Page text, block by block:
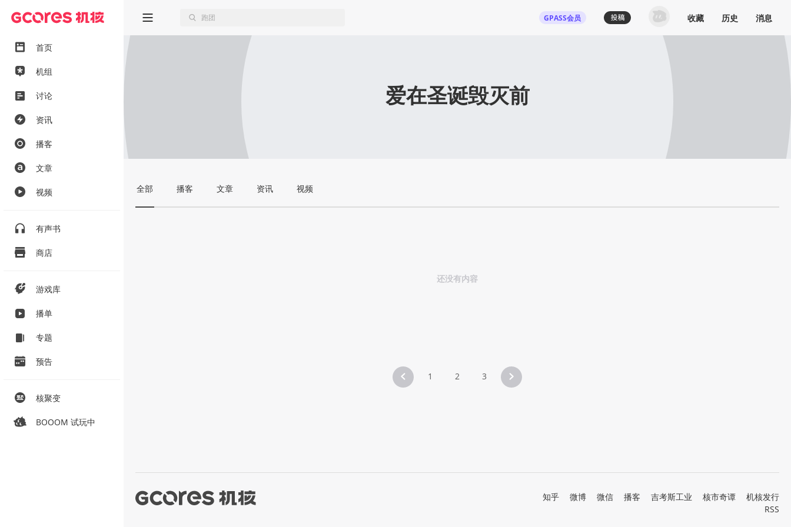
首页
机组
讨论
资讯
播客
文章
视频
有声书
商店
游戏库
播单
专题
预告
核聚变
BOOOM 试玩中
GPASS会员 收藏 历史 消息
爱在圣诞毁灭前
全部 播客 文章 资讯 视频
还没有内容
1 2 3
知乎 微博 微信 播客 吉考斯工业 核市奇谭
机核发行
RSS